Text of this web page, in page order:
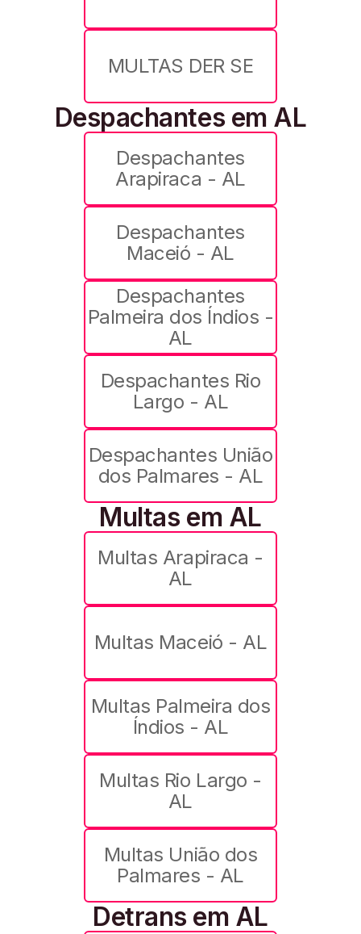
MULTAS DER SE
Despachantes em AL
Despachantes
Arapiraca - AL
Despachantes
Maceió - AL
Despachantes
Palmeira dos Índios -
AL
Despachantes Rio
Largo - AL
Despachantes União
dos Palmares - AL
Multas em AL
Multas Arapiraca -
AL
Multas Maceió - AL
Multas Palmeira dos
Índios - AL
Multas Rio Largo -
AL
Multas União dos
Palmares - AL
Detrans em AL